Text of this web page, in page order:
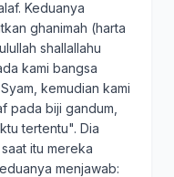
Keduanya
ghanimah (harta
shallallahu
kami bangsa
kemudian kami
pada biji gandum,
tertentu". Dia
itu mereka
menjawab: